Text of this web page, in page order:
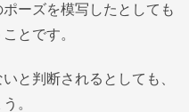
ーズを模写したとしても
とです。
と判断されるとしても、
。